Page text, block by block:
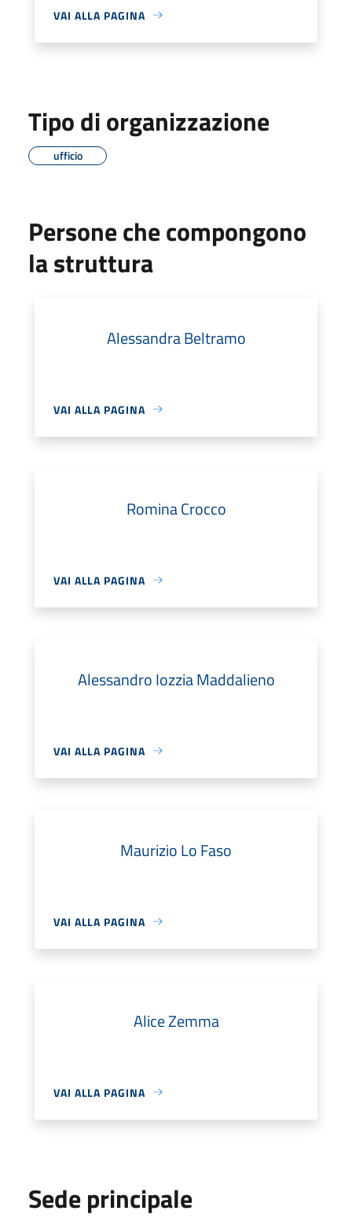
VAI ALLA PAGINA
Tipo di organizzazione
ufficio
Persone che compongono
la struttura
Alessandra Beltramo
VAI ALLA PAGINA
Romina Crocco
VAI ALLA PAGINA
Alessandro Iozzia Maddalieno
VAI ALLA PAGINA
Maurizio Lo Faso
VAI ALLA PAGINA
Alice Zemma
VAI ALLA PAGINA
Sede principale